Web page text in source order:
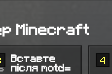
Minecraft
Вставте
після motd=
4